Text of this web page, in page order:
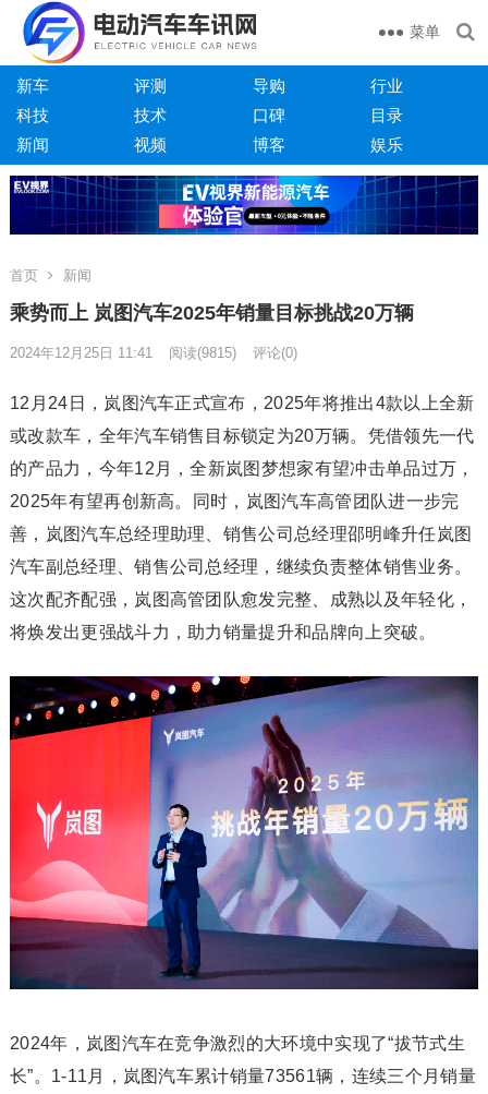
菜单
新车 评测 导购
行业
科技
技术 口碑
目录
新闻
视频 博客 娱乐
首页 新闻
乘势而上 岚图汽车2025年销量目标挑战20万辆
2024年12月25日 11:41 阅读(9815) 评论(0)
12月24日，岚图汽车正式宣布，2025年将推出4款以上全新
或改款车，全年汽车销售目标锁定为20万辆。凭借领先一代
的产品力，今年12月，全新岚图梦想家有望冲击单品过万，
2025年有望再创新高。同时，岚图汽车高管团队进一步完
善，岚图汽车总经理助理、销售公司总经理邵明峰升任岚图
汽车副总经理、销售公司总经理，继续负责整体销售业务。
这次配齐配强，岚图高管团队愈发完整、成熟以及年轻化，
将焕发出更强战斗力，助力销量提升和品牌向上突破。
2024年，岚图汽车在竞争激烈的大环境中实现了“拔节式生
长”。1-11月，岚图汽车累计销量73561辆，连续三个月销量